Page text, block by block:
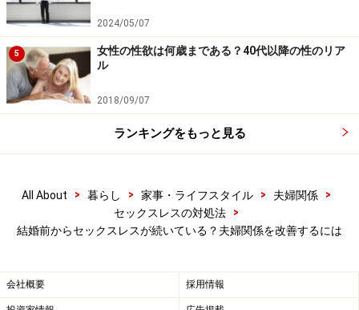
スの改善に効果が期待できます。
セックスレスが結婚前から続いている時の
対処法2：ジェラシー作戦
こちらは「結婚＝固定のパートナーをゲット」と安心し
きっているパートナーをちょっと焦らせるというやや刺
男性の異性への心理の根源にひそむのは「狩人」のＤＮ
あります。つまり、既に自分のものになってしまった妻
2024/05/07
5
女性の性欲は何歳まである？40代以降の性のリア
ル
2018/09/07
ランキングをもっと見る
All About > 暮らし > 家事・ライフスタイル > 夫婦関係
>
セックスレスの対処法
>
結婚前からセックスレスが続いている？夫婦関係を改善するには
会社概要 採用情報